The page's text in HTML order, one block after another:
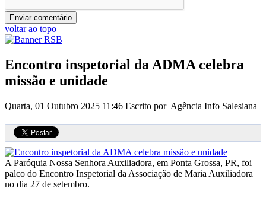
voltar ao topo
Encontro inspetorial da ADMA celebra
missão e unidade
Quarta, 01 Outubro 2025 11:46 Escrito por Agência Info Salesiana
A Paróquia Nossa Senhora Auxiliadora, em Ponta Grossa, PR, foi
palco do Encontro Inspetorial da Associação de Maria Auxiliadora
no dia 27 de setembro.